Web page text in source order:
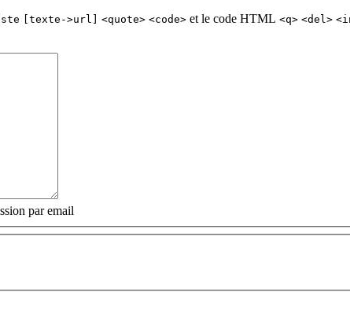
[texte->url] <quote> <code> et le code HTML <q> <del>
par email